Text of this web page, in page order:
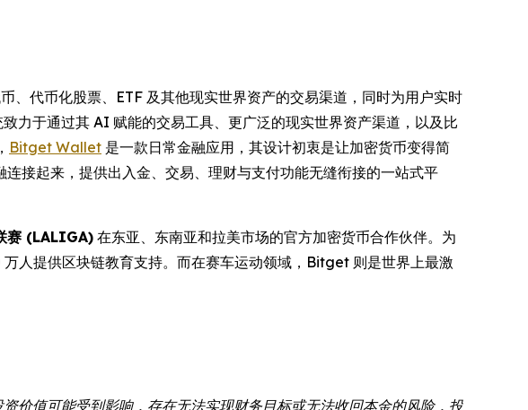
、代币化股票、ETF 及其他现实世界资产的交易渠道，同时为用户实时
力于通过其 AI 赋能的交易工具、更广泛的现实世界资产渠道，以及比
Bitget Wallet 是一款日常金融应用，其设计初衷是让加密货币变得简
接起来，提供出入金、交易、理财与支付功能无缝衔接的一站式平
赛 (LALIGA) 在东亚、东南亚和拉美市场的官方加密货币合作伙伴。为
万人提供区块链教育支持。而在赛车运动领域，Bitget 则是世界上最激
价值可能受到影响，存在无法实现财务目标或无法收回本金的风险，投